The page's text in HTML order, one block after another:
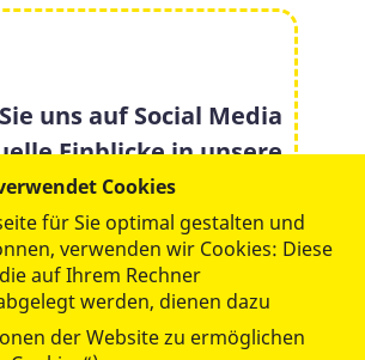
uns auf Social Media
Einblicke in unsere
Arbeit:Cookies
für Sie optimal gestalten und
verwenden wir Cookies: Diese
auf Ihrem Rechner
werden, dienen dazu
der Website zu ermöglichen